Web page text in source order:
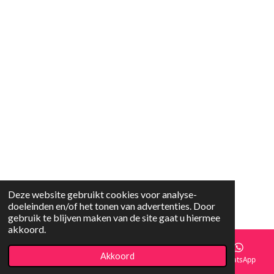
Deze website gebruikt cookies voor analyse-
doeleinden en/of het tonen van advertenties. Door
gebruik te blijven maken van de site gaat u hiermee
akkoord.
Akkoord
© 2023 - 2026 Minaspeelgoed
Powered byJouwWeb
Telefoonnummer WhatsApp